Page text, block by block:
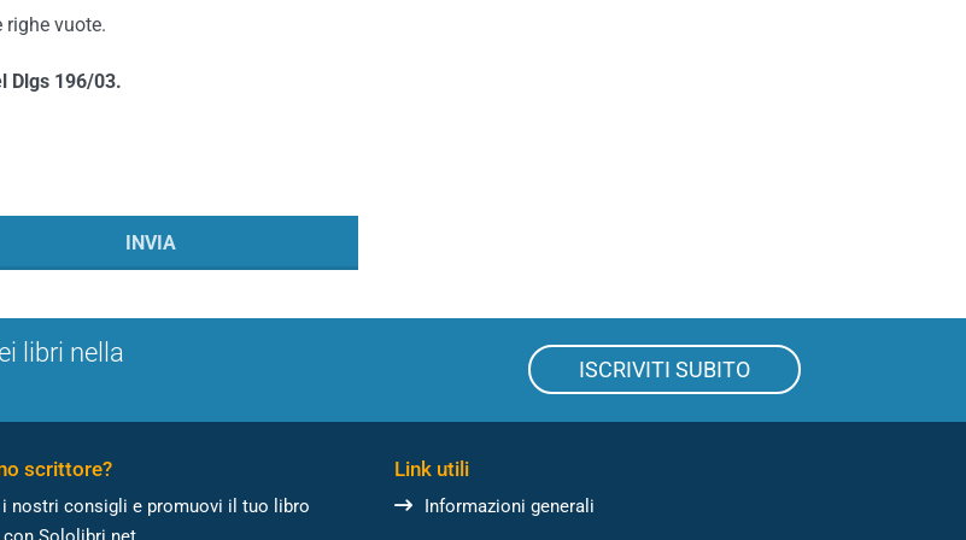
righe vuote.
Dlgs 196/03.
libri nella
ISCRIVITI SUBITO
scrittore?
i nostri consigli e promuovi il tuo libro
Link utili
Informazioni generali